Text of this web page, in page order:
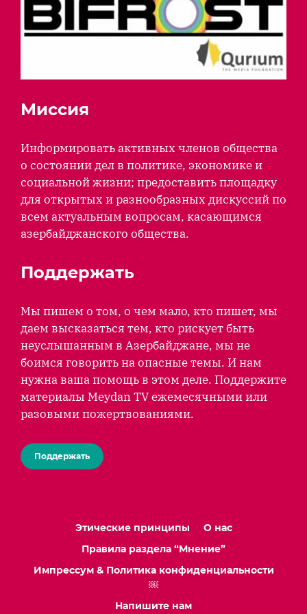
Миссия
Информировать активных членов общества
о состоянии дел в политике, экономике и
социальной жизни; предоставить площадку
для открытых и разнообразных дискуссий по
всем актуальным вопросам, касающимся
азербайджанского общества.
Поддержать
Мы пишем о том, о чем мало, кто пишет, мы
даем высказаться тем, кто рискует быть
неуслышанным в Азербайджане, мы не
боимся говорить на опасные темы. И нам
нужна ваша помощь в этом деле. Поддержите
материалы Meydan TV ежемесячными или
разовыми пожертвованиями.
Поддержать
Этические принципы
О нас
Правила раздела “Мнение”
Импрессум & Политика конфиденциальности
￼
Напишите нам